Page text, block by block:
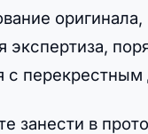
оригинала,
экспертиза,
с
занести в